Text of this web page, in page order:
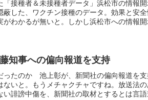
「接種者＆未接種者データ」浜松市の情報
蔽した、ワクチン接種のデータ。効果と安
がわかるが無いと。しかし浜松市への情報
知事への偏向報道を支持
ったのか 池上彰が、新聞社の偏向報道を
ないと。もうメチャクチャですね。放送法
い誹謗中傷を、新聞社の取材とするとは言